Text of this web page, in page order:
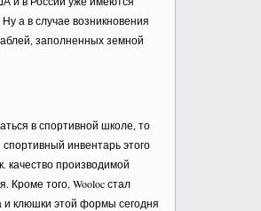
а в случае возникновения
заполненных земной
в спортивной школе, то
инвентарь этого
качество производимой
Кроме того, Wooloc стал
и клюшки этой формы сегодня